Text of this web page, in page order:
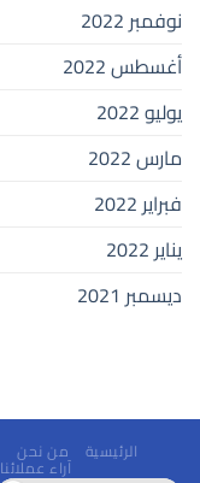
نوفمبر 2022
أغسطس 2022
يوليو 2022
مارس 2022
فبراير 2022
يناير 2022
ديسمبر 2021
الرئيسية من نحن
آراء عملائنا